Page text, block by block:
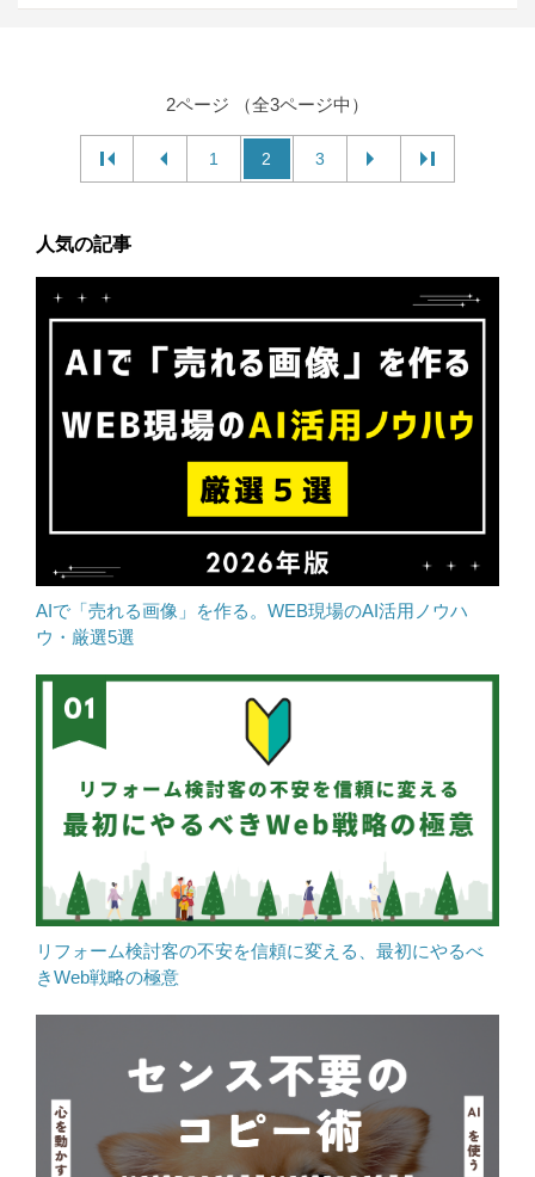
2ページ （全3ページ中）
1 2 3
人気の記事
AIで「売れる画像」を作る。WEB現場のAI活用ノウハ
ウ・厳選5選
リフォーム検討客の不安を信頼に変える、最初にやるべ
きWeb戦略の極意